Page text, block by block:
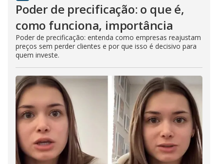
Poder de precificação: o que é,
como funciona, importância
Poder de precificação: entenda como empresas reajustam
preços sem perder clientes e por que isso é decisivo para
quem investe.